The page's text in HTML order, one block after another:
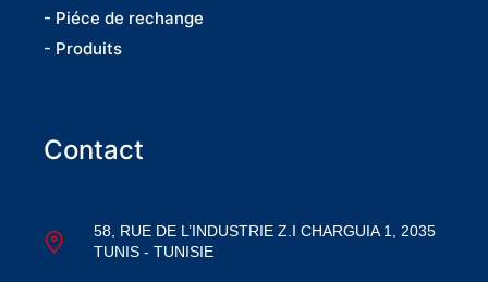
- Piéce de rechange
- Produits
Contact
58, RUE DE L’INDUSTRIE Z.I CHARGUIA 1, 2035
TUNIS - TUNISIE